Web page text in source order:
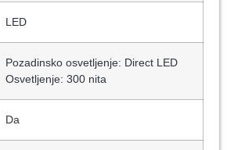
LED
Pozadinsko osvetljenje: Direct LED
Osvetljenje: 300 nita
Da